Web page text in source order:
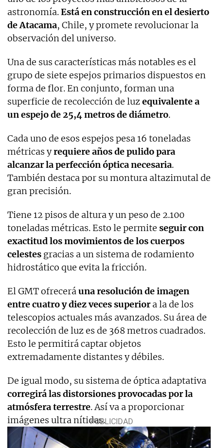
astronomía.Está en construcción en el desierto
de Atacama, Chile, y promete revolucionar la
observación del universo.
Una de sus características más notables es el
grupo de siete espejos primarios dispuestos en
forma de flor. En conjunto, forman una
superficie de recolección de luzequivalente a
un espejo de 25,4 metros de diámetro.
Cada uno de esos espejos pesa 16 toneladas
métricas yrequiere años de pulido para
alcanzar la perfección óptica necesaria.
También destaca por su montura altazimutal de
gran precisión.
Tiene 12 pisos de altura y un peso de 2.100
toneladas métricas. Esto le permite seguir con
exactitud los movimientos de los cuerpos
celestes gracias a un sistema de rodamiento
hidrostático que evita la fricción.
El GMT ofreceráuna resolución de imagen
entre cuatro y diez veces superiora la de los
telescopios actuales más avanzados. Su área de
recolección de luz es de 368 metros cuadrados.
Esto le permitirá captar objetos
extremadamente distantes y débiles.
De igual modo, su sistema de óptica adaptativa
corregirá las distorsiones provocadas por la
atmósfera terrestre. Así va a proporcionar
imágenes ultra nítidas.